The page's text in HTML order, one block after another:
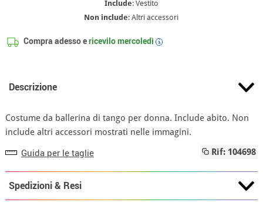
Include: Vestito
Non include: Altri accessori
Compra adesso ericevilomercoledì i
Descrizione
Costume da ballerina di tango per donna. Include abito. Non
include altri accessori mostrati nelle immagini.
Guida per le taglie Rif: 104698
Spedizioni & Resi